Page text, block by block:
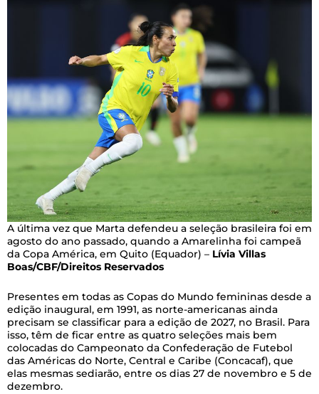
A última vez que Marta defendeu a seleção brasileira foi em
agosto do ano passado, quando a Amarelinha foi campeã
da Copa América, em Quito (Equador) – Lívia Villas
Boas/CBF/Direitos Reservados
Presentes em todas as Copas do Mundo femininas desde a
edição inaugural, em 1991, as norte-americanas ainda
precisam se classificar para a edição de 2027, no Brasil. Para
isso, têm de ficar entre as quatro seleções mais bem
colocadas do Campeonato da Confederação de Futebol
das Américas do Norte, Central e Caribe (Concacaf), que
elas mesmas sediarão, entre os dias 27 de novembro e 5 de
dezembro.